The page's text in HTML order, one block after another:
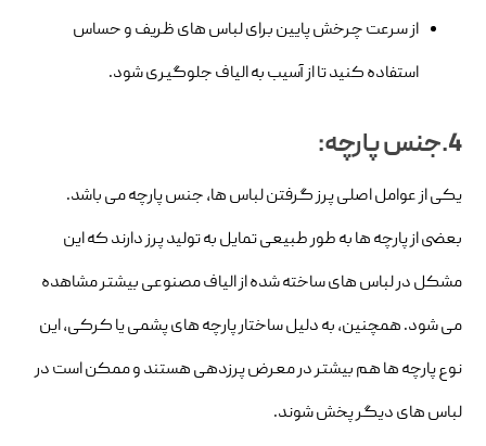
از سرعت چرخش پایین برای لباس های ظریف و حساس
استفاده کنید تا از آسیب به الیاف جلوگیری شود.
4.جنس پارچه:
یکی از عوامل اصلی پرز گرفتن لباس ها، جنس پارچه می باشد.
بعضی از پارچه ها به طور طبیعی تمایل به تولید پرز دارند که این
مشکل در لباس های ساخته شده از الیاف مصنوعی بیشتر مشاهده
می شود. همچنین، به دلیل ساختار پارچه های پشمی یا کرکی، این
نوع پارچه ها هم بیشتر در معرض پرزدهی هستند و ممکن است در
لباس های دیگر پخش شوند.